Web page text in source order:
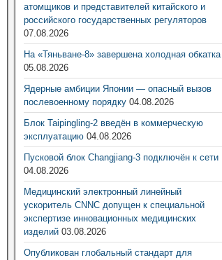
атомщиков и представителей китайского и
российского государственных регуляторов
07.08.2026
На «Тяньване-8» завершена холодная обкатка
05.08.2026
Ядерные амбиции Японии — опасный вызов
послевоенному порядку 04.08.2026
Блок Taipingling-2 введён в коммерческую
эксплуатацию 04.08.2026
Пусковой блок Changjiang-3 подключён к сети
04.08.2026
Медицинский электронный линейный
ускоритель CNNC допущен к специальной
экспертизе инновационных медицинских
изделий 03.08.2026
Опубликован глобальный стандарт для